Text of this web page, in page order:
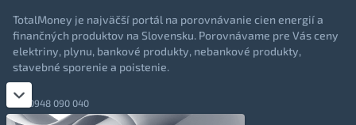
TotalMoney je najväčší portál na porovnávanie cien energií a
finančných produktov na Slovensku. Porovnávame pre Vás ceny
elektriny, plynu, bankové produkty, nebankové produkty,
stavebné sporenie a poistenie.
0948 090 040